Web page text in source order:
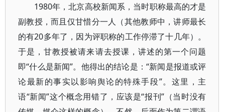
1980年，北京高校新闻系，当时职称最高的才是
副教授，而且仅甘惜分一人（其他教师中，讲师最长
的有20多年了，因为评职称的工作停滞了十几年）。
于是，甘教授被请来请去授课，讲述的第一个问题
即“什么是新闻”。他得出的结论是：“新闻是报道或评
论最新的事实以影响舆论的特殊手段”。这里，主
语“新闻”这个概念用错了，应该是“报刊”（当时没有